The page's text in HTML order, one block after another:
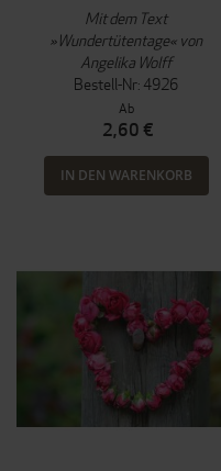
Mit dem Text
»Wundertütentage« von
Angelika Wolff
Bestell-Nr: 4926
Ab
2,60 €
IN DEN WARENKORB